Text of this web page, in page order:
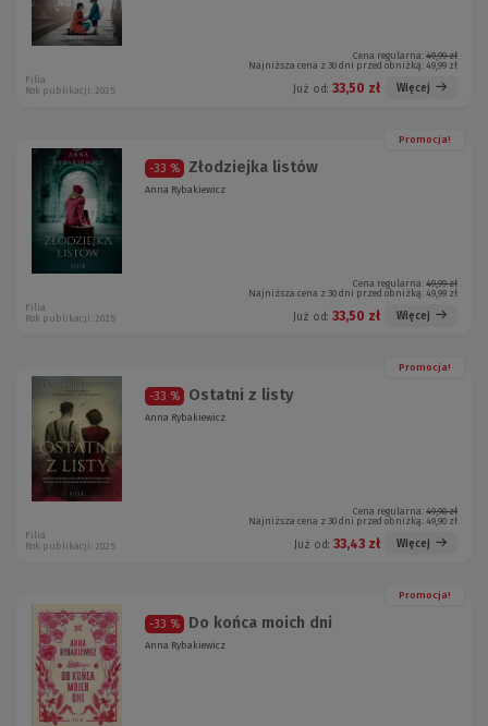
Cena regularna: 49,99 zł
Najniższa cena z 30 dni przed obniżką: 49,99 zł
Już od: 33,50 zł Więcej
Filia
Rok publikacji: 2025
Promocja!
-33 % Złodziejka listów
Anna Rybakiewicz
Cena regularna: 49,99 zł
Najniższa cena z 30 dni przed obniżką: 49,99 zł
Już od: 33,50 zł Więcej
Filia
Rok publikacji: 2025
Promocja!
-33 % Ostatni z listy
Anna Rybakiewicz
Cena regularna: 49,90 zł
Najniższa cena z 30 dni przed obniżką: 49,90 zł
Już od: 33,43 zł Więcej
Filia
Rok publikacji: 2025
Promocja!
-33 % Do końca moich dni
Anna Rybakiewicz